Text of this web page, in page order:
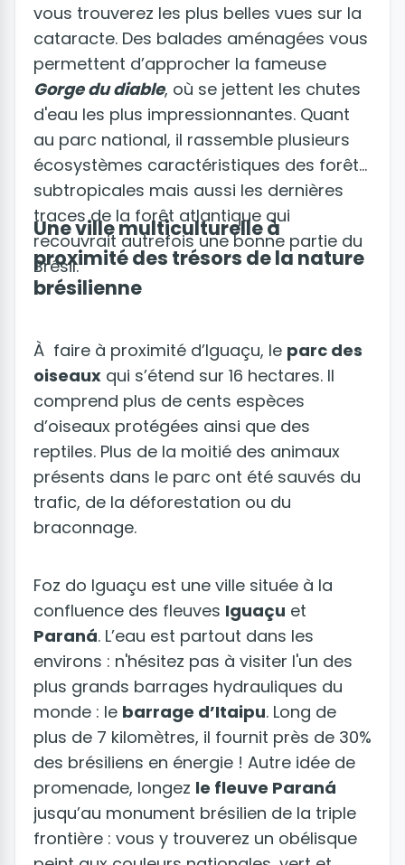
vous trouverez les plus belles vues sur la
cataracte. Des balades aménagées vous
permettent d’approcher la fameuse
Gorge du diable, où se jettent les chutes
d'eau les plus impressionnantes. Quant
au parc national, il rassemble plusieurs
écosystèmes caractéristiques des forêts
subtropicales mais aussi les dernières
traces de la forêt atlantique qui
recouvrait autrefois une bonne partie du
Brésil.
Une ville multiculturelle à
proximité des trésors de la nature
brésilienne
À faire à proximité d’Iguaçu, le parc des
oiseaux qui s’étend sur 16 hectares. Il
comprend plus de cents espèces
d’oiseaux protégées ainsi que des
reptiles. Plus de la moitié des animaux
présents dans le parc ont été sauvés du
trafic, de la déforestation ou du
braconnage.
Foz do Iguaçu est une ville située à la
confluence des fleuves Iguaçu et
Paraná. L’eau est partout dans les
environs : n'hésitez pas à visiter l'un des
plus grands barrages hydrauliques du
monde : le barrage d’Itaipu. Long de
plus de 7 kilomètres, il fournit près de 30%
des brésiliens en énergie ! Autre idée de
promenade, longez le fleuve Paraná
jusqu’au monument brésilien de la triple
frontière : vous y trouverez un obélisque